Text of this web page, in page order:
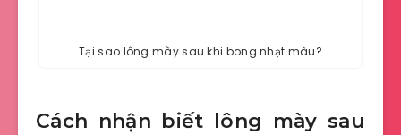
Tại sao lông mày sau khi bong nhạt màu?
Cách nhận biết lông mày sau